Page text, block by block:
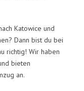
Katowice und
Dann bist du bei
richtig! Wir haben
bieten
an.